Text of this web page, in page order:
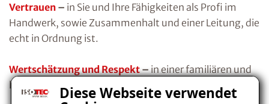
Diese Webseite verwendet
Vertrauen – in Sie und Ihre Fähigkeiten als Profi im
Handwerk, sowie Zusammenhalt und einer Leitung, die
echt in Ordnung ist.
Wertschätzung und Respekt–in einer familiären und
lockeren Atmosphäre.